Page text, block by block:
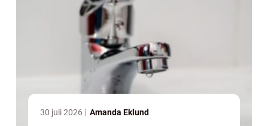
30 juli 2026 Amanda Eklund